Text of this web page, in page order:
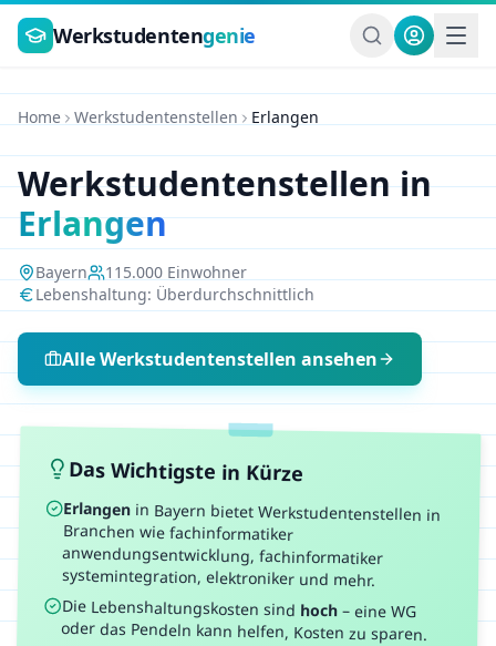
Zum Hauptinhalt springen
Werkstudentengenie
Home Werkstudentenstellen Erlangen
Werkstudentenstellen in
Erlangen
Bayern 115.000 Einwohner
Lebenshaltung: Überdurchschnittlich
Alle Werkstudentenstellen ansehen
Das Wichtigste in Kürze
Erlangen in Bayern bietet Werkstudentenstellen in
Branchen wiefachinformatiker
anwendungsentwicklung, fachinformatiker
systemintegration, elektronikerund mehr.
Die Lebenshaltungskosten sind hoch– eine WG
oder das Pendeln kann helfen, Kosten zu sparen.